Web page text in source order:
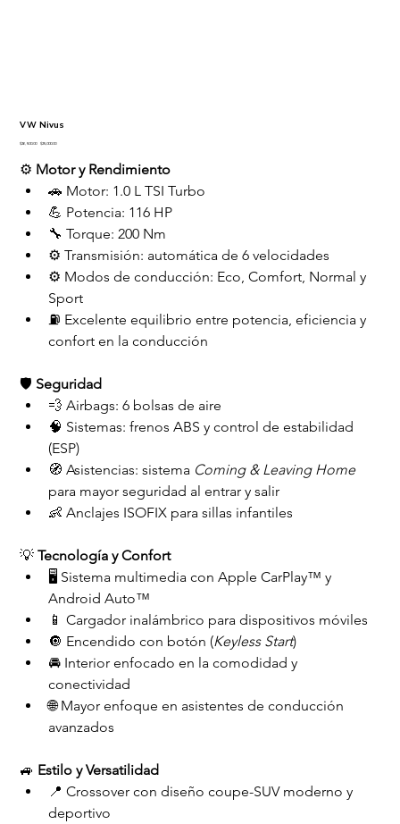
VW Nivus
Precio
$26,500.00
Precio
oferta
$25,000.00
⚙️ Motor y Rendimiento
🚗 Motor: 1.0 L TSI Turbo
💪 Potencia: 116 HP
🔧 Torque: 200 Nm
⚙️ Transmisión: automática de 6 velocidades
⚙️ Modos de conducción: Eco, Comfort, Normal y
Sport
⛽ Excelente equilibrio entre potencia, eficiencia y
confort en la conducción
🛡️ Seguridad
💨 Airbags: 6 bolsas de aire
🧠 Sistemas: frenos ABS y control de estabilidad
(ESP)
🧭 Asistencias: sistema Coming & Leaving Home
para mayor seguridad al entrar y salir
👶 Anclajes ISOFIX para sillas infantiles
💡 Tecnología y Confort
🖥️ Sistema multimedia con Apple CarPlay™ y
Android Auto™
📱 Cargador inalámbrico para dispositivos móviles
🔘 Encendido con botón (Keyless Start)
🚘 Interior enfocado en la comodidad y
conectividad
🌐 Mayor enfoque en asistentes de conducción
avanzados
🚙 Estilo y Versatilidad
📍 Crossover con diseño coupe-SUV moderno y
deportivo